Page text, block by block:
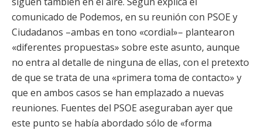
comunicado de Podemos, en su reunión con PSOE y
Ciudadanos –ambas en tono «cordial»– plantearon
«diferentes propuestas» sobre este asunto, aunque
no entra al detalle de ninguna de ellas, con el pretexto
de que se trata de una «primera toma de contacto» y
que en ambos casos se han emplazado a nuevas
reuniones. Fuentes del PSOE aseguraban ayer que
este punto se había abordado sólo de «forma